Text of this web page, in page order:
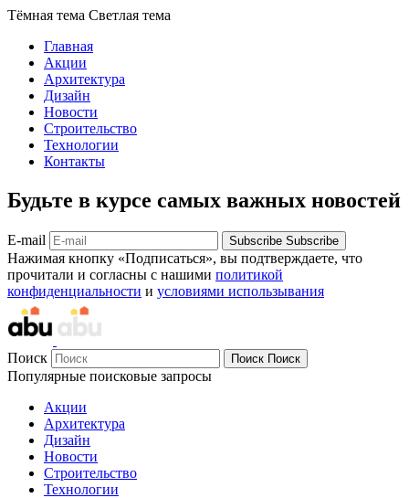
Тёмная тема Светлая тема
Главная
Акции
Архитектура
Дизайн
Новости
Строительство
Технологии
Контакты
Будьте в курсе самых важных новостей
E-mail Subscribe Subscribe
Нажимая кнопку «Подписаться», вы подтверждаете, что
прочитали и согласны с нашими политикой
конфиденциальности и условиями использывания
Поиск Поиск Поиск
Популярные поисковые запросы
Акции
Архитектура
Дизайн
Новости
Строительство
Технологии